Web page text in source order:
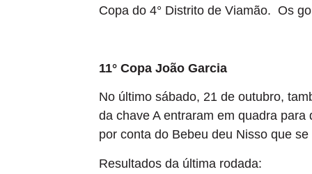
Copa do 4° Distrito de Viamão. Os
11° Copa João Garcia
No último sábado, 21 de outubro,
da chave A entraram em quadra
por conta do Bebeu deu Nisso que
Resultados da última rodada: